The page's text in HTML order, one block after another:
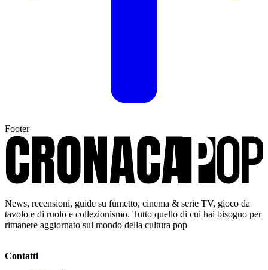
Footer
News, recensioni, guide su fumetto, cinema & serie TV, gioco da
tavolo e di ruolo e collezionismo. Tutto quello di cui hai bisogno per
rimanere aggiornato sul mondo della cultura pop
Contatti